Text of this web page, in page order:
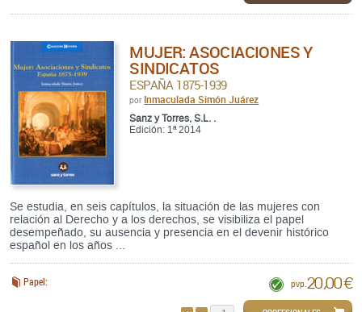
MUJER: ASOCIACIONES Y
SINDICATOS
ESPAÑA 1875-1939
por Inmaculada Simón Juárez
Sanz y Torres, S.L. .
Edición: 1ª 2014
Se estudia, en seis capítulos, la situación de las mujeres con
relación al Derecho y a los derechos, se visibiliza el papel
desempeñado, su ausencia y presencia en el devenir histórico
español en los años ...
Papel: pvp. 20,00 €